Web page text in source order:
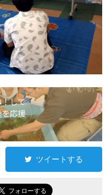
！して
応援
ツイートする